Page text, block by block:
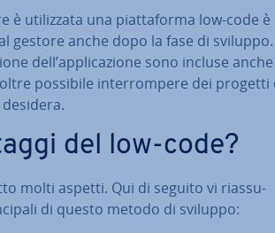
è uti­liz­za­ta una piat­ta­for­ma low-code è
gestore anche dopo la fase di sviluppo.
dell’ap­pli­ca­zio­ne sono incluse anche
possibile in­ter­rom­pe­re dei progetti
del low-code?
molti aspetti. Qui di seguito vi rias­su­
di questo metodo di sviluppo: